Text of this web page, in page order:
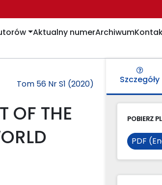
Aktualny numerArchiwum
Tom 56 Nr S1 (2020)
OF THE
Szczegóły
POBIERZ
PDF